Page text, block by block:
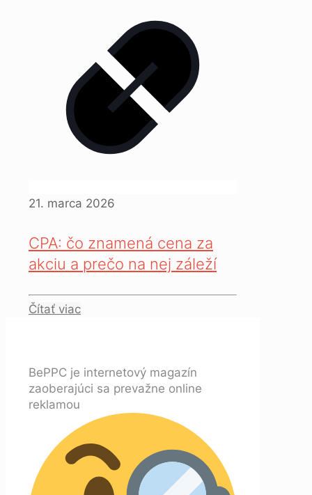
21. marca 2026
CPA: čo znamená cena za
akciu a prečo na nej záleží
Čítať viac
BePPC je internetový magazín
zaoberajúci sa prevažne online
reklamou